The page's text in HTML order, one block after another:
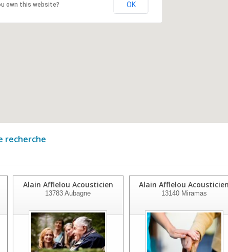
own this website? OK
recherche
Alain Afflelou Acousticien
13783 Aubagne
Alain Afflelou Acousticien
13140Miramas